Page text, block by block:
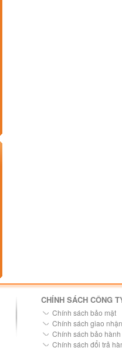
CHÍNH SÁCH CÔNG
Chính sách bảo mật
Chính sách giao nhận
Chính sách bảo hành
Chính sách đổi trả